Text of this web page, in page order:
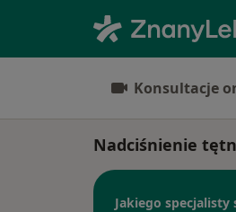
Konsultacje
Nadciśnienie
Jakiego specjalisty